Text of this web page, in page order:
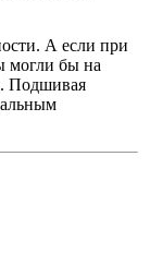
А если при
могли бы на
Подшивая